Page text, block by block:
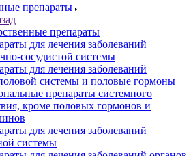
препараты
препараты
для лечения заболеваний
сосудистой системы
для лечения заболеваний
системы и половые гормоны
препараты системного
кроме половых гормонов и
для лечения заболеваний
системы